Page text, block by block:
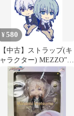
¥580
【中古】ストラップ(キ
ャラクター) MEZZO”
ねんどろいどぷらす ユ
ニットラバーストラッ
プ 「アイドリッシュセ
ブン」